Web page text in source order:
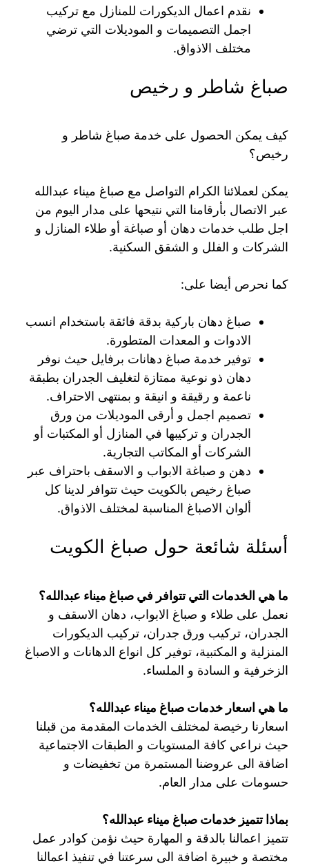
نقدم اعمال الديكورات للمنازل مع تركيب
اجمل التصميمات و الموديلات التي ترضي
مختلف الاذواق.
صباغ شاطر و رخيص
كيف يمكن الحصول على خدمة صباغ شاطر و
رخيص؟
يمكن لعملائنا الكرام التواصل مع صباغ ميناء عبدالله
عبر الاتصال بأرقامنا التي نتيحها على مدار اليوم من
اجل طلب خدمات دهان أو صباغة أو طلاء المنازل و
الشركات و الفلل و الشقق السكنية.
كما نحرص أيضا على:
صباغ دهان باركية بدقة فائقة باستخدام انسب
الادوات و المعدات المتطورة.
توفير خدمة صباغ دهانات برفايل حيث نوفر
دهان ذو نوعية ممتازة لتغليف الجدران بطبقة
ناعمة و رقيقة و انيقة و بمنتهى الاحتراف.
تصميم اجمل و أرقى الموديلات من ورق
الجدران و تركيبها في المنازل أو المكتبات أو
الشركات أو المكاتب التجارية.
دهن و صباغة الابواب و الاسقف باحتراف عبر
صباغ رخيص بالكويت حيث تتوافر لدينا كل
ألوان الاصباغ المناسبة لمختلف الاذواق.
أسئلة شائعة حول صباغ الكويت
ما هي الخدمات التي تتوافر في صباغ ميناء عبدالله؟
نعمل على طلاء و صباغ الابواب، دهان الاسقف و
الجدران، تركيب ورق جدران، تركيب الديكورات
المنزلية و المكتبية، توفير كل انواع الدهانات و الاصباغ
الزخرفية و السادة و الملساء.
ما هي اسعار خدمات صباغ ميناء عبدالله؟
اسعارنا رخيصة لمختلف الخدمات المقدمة من قبلنا
حيث نراعي كافة المستويات و الطبقات الاجتماعية
اضافة الى عروضنا المستمرة من تخفيضات و
حسومات على مدار العام.
بماذا تتميز خدمات صباغ ميناء عبدالله؟
تتميز اعمالنا بالدقة و المهارة حيث نؤمن كوادر عمل
مختصة و خبيرة اضافة الى سرعتنا في تنفيذ اعمالنا